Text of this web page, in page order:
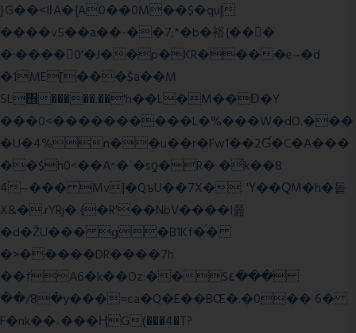
}G��˂IŀA�{A0��0M��$�qu|
����v5��a��-��7;*�b�裕{���ً
�:����0'�J��p�KR����e~�d
�1ME[���$a��M
5L΋�����.��'h��L�M��Ɖ�Y
���0˂����������L�%���W�dO.���
�U�4%n��u��r�Fw1��2Ɠ�C�A���
��$h0<��A^�ʿ�sƍ�R� �͗k��8
4~��� Mv|�QъU��7X�. 'Ү��ԚM�h�돝
X&�.rYRj�.{�R'��NbV����I쯆
�d�ŽU��� g�B1Kf�̈́�
�>�����DR����7h
��fA6�k��Oz:��S٤���
��/8�y���=ca�Q�E��BŒ�.�0�� 6�
F�nk��ۦ���ҢG(���4�T?